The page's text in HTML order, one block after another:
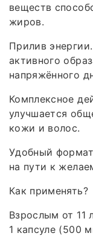
веществ
жиров.
Прилив
активного
напряжённого
Комплексное
улучшается
кожи и волос.
Удобный
на пути к
Как применять?
Взрослым от 11
1 капсуле (500